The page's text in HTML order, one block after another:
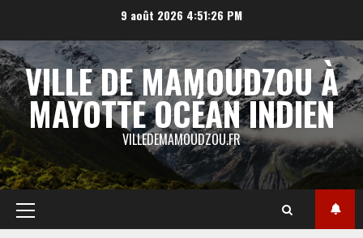
contenu
9 août 2026 4:51:27 PM
VILLE DE MAMOUDZOU À
MAYOTTE OCÉAN INDIEN
VILLEDEMAMOUDZOU.FR
Menu
principal